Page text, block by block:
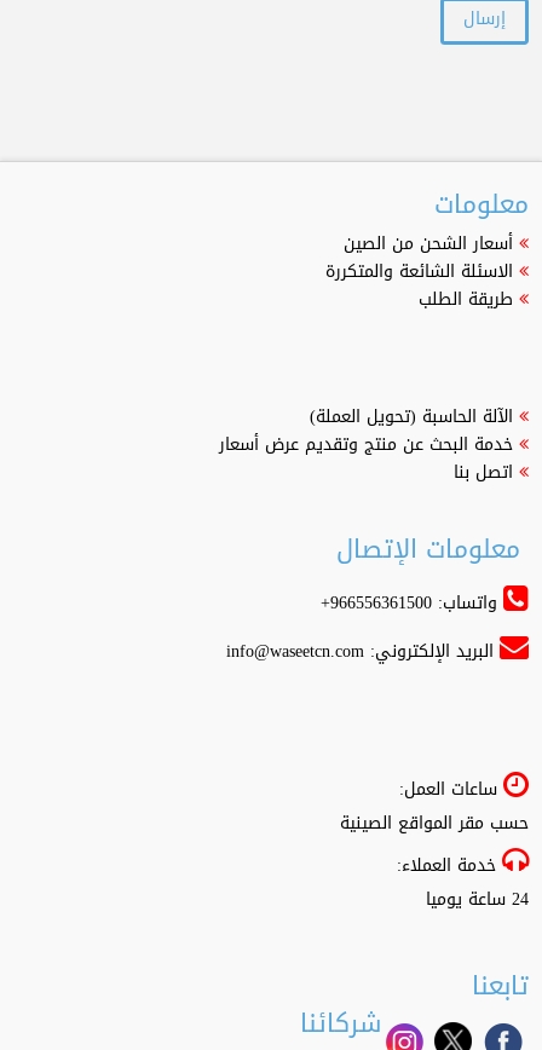
معلومات
أسعار الشحن من الصين
الاسئلة الشائعة والمتكررة
طريقة الطلب
الآلة الحاسبة (تحويل العملة)
خدمة البحث عن منتج وتقديم عرض أسعار
اتصل بنا
معلومات الإتصال
واتساب: 966556361500+
البريد الإلكتروني:info@waseetcn.com
ساعات العمل:
حسب مقر المواقع الصينية
خدمة العملاء:
24 ساعة يوميا
تابعنا
شركائنا